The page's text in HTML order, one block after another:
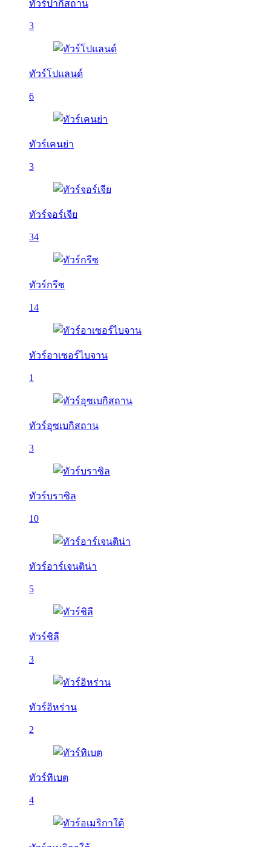
ทัวร์ปากีสถาน
3
ทัวร์โปแลนด์
6
ทัวร์เคนย่า
3
ทัวร์จอร์เจีย
34
ทัวร์กรีซ
14
ทัวร์อาเซอร์ไบจาน
1
ทัวร์อุซเบกิสถาน
3
ทัวร์บราซิล
10
ทัวร์อาร์เจนติน่า
5
ทัวร์ชิลี
3
ทัวร์อิหร่าน
2
ทัวร์ทิเบต
4